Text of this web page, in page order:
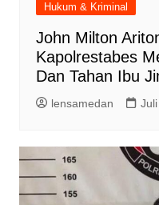
Hukum & Kriminal
John Milton
Kapolrestabes
Dan Tahan Ibu
lensamedan